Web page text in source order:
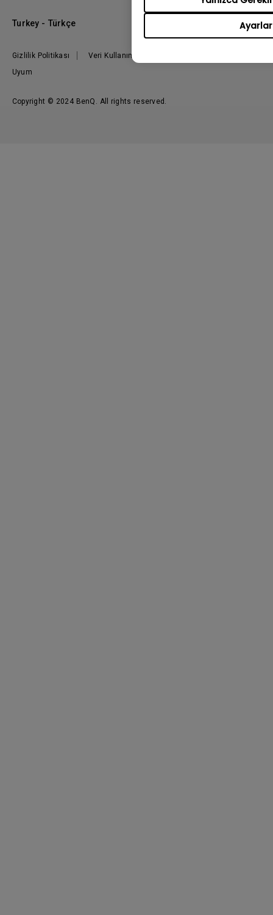
Ayarlar
Haberler
Copyright © 2024 BenQ. All rights reserved.
Gizlilik Politikası Veri Kullanımı Politikası
Uyum
Turkey - Türkçe